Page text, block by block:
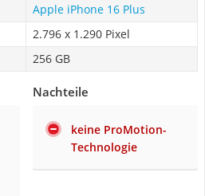
Apple iPhone 16 Plus
2.796 x 1.290 Pixel
256 GB
Nachteile
keine ProMotion-
Technologie